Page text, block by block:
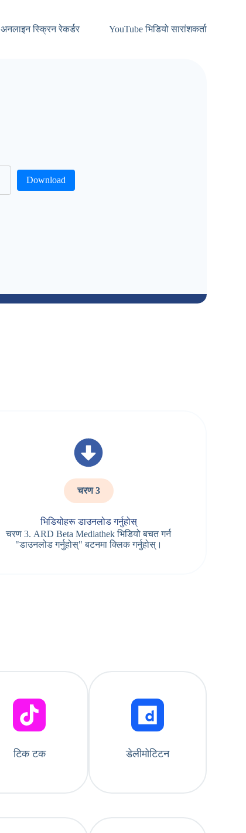
अनलाइन स्क्रिन रेकर्डर YouTube भिडियो सारांशकर्ता
Download
चरण 3
भिडियोहरू डाउनलोड गर्नुहोस्
चरण 3. ARD Beta Mediathek भिडियो बचत गर्न
"डाउनलोड गर्नुहोस्" बटनमा क्लिक गर्नुहोस्।
टिक टक डेलीमोटिटन